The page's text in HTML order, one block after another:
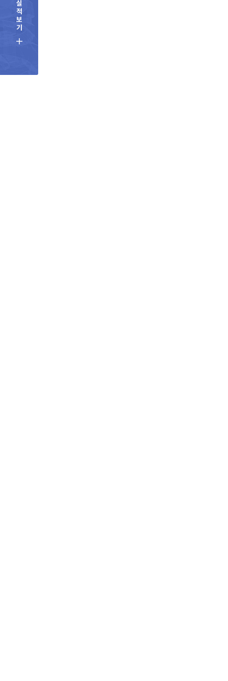
실
적
보
기